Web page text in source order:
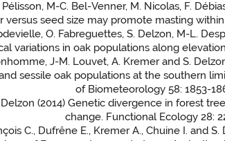
M-C. Bel-Venner, M. Nicolas, F.
versus seed size may promote masting
O. Fabreguettes, S. Delzon, M-L.
variations in oak populations along
J-M. Louvet, A. Kremer and S.
sessile oak populations at the southern
of Biometeorology 58: 1853-
Delzon (2014) Genetic divergence in forest
change. Functional Ecology 28:
C., Dufrêne E., Kremer A., Chuine I. and